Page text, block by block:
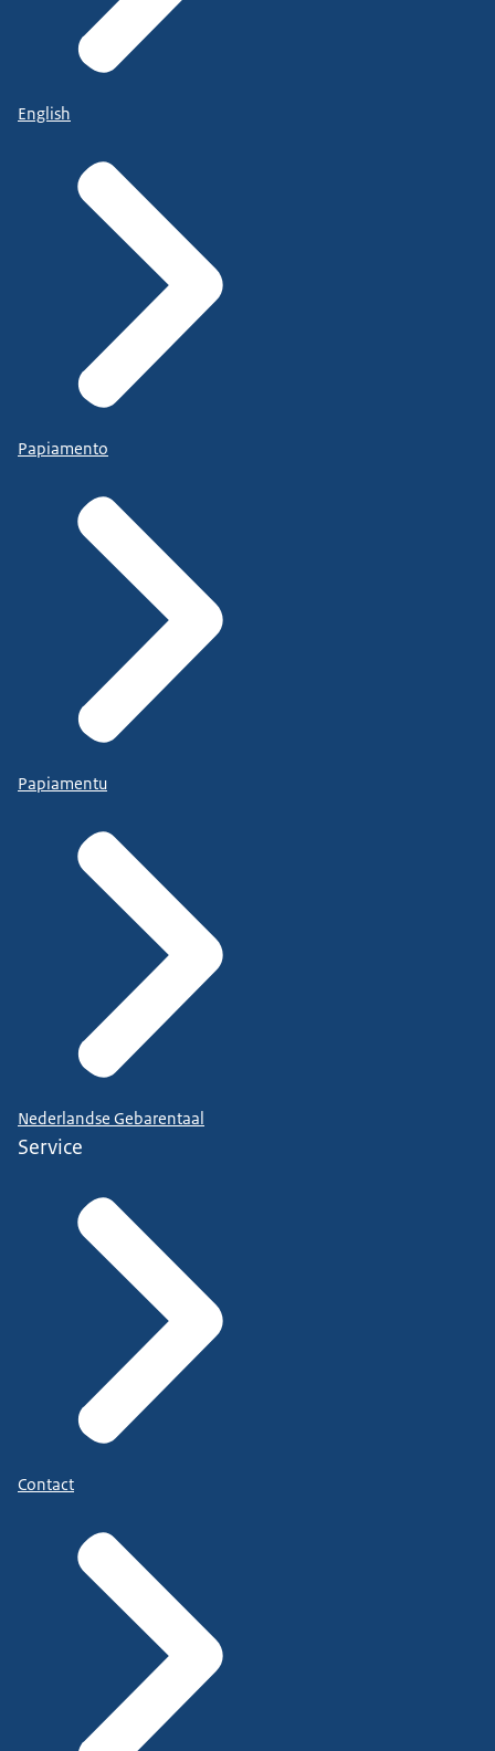
English
Papiamento
Papiamentu
Nederlandse Gebarentaal
Service
Contact